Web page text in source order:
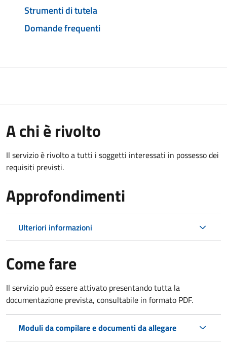
Strumenti di tutela
Domande frequenti
A chi è rivolto
Il servizio è rivolto a tutti i soggetti interessati in possesso dei
requisiti previsti.
Approfondimenti
Ulteriori informazioni
Come fare
Il servizio può essere attivato presentando tutta la
documentazione prevista, consultabile in formato PDF.
Moduli da compilare e documenti da allegare